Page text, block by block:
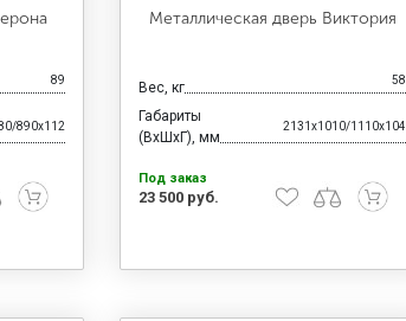
89
890x112
Металлическая дверь Виктория
Вес, кг 58
Габариты
(ВхШхГ), мм
2131x1010/1110x104
Под заказ
23 500 руб.